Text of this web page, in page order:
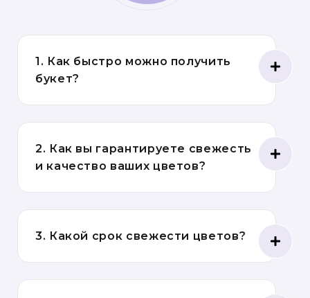
1. Как быстро можно получить
букет?
2. Как вы гарантируете свежесть
и качество ваших цветов?
3. Какой срок свежести цветов?